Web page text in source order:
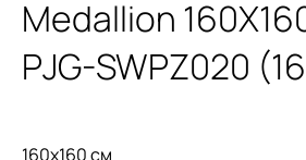
Medallion
PJG-SWPZ020
160x160 см